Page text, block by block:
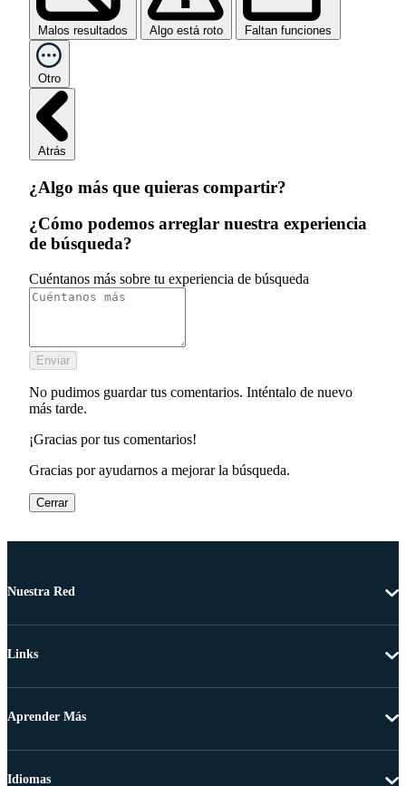
Malos resultados Algo está roto Faltan funciones
Otro
Atrás
¿Algo más que quieras compartir?
¿Cómo podemos arreglar nuestra experiencia
de búsqueda?
Cuéntanos más sobre tu experiencia de búsqueda
Enviar
No pudimos guardar tus comentarios. Inténtalo de nuevo
más tarde.
¡Gracias por tus comentarios!
Gracias por ayudarnos a mejorar la búsqueda.
Cerrar
Nuestra Red
Links
Aprender Más
Idiomas